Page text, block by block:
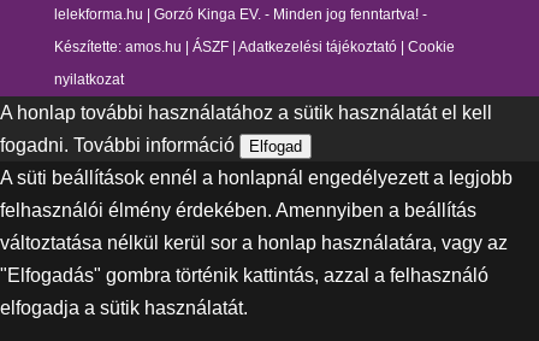
lelekforma.hu | Gorzó Kinga EV. - Minden jog fenntartva! -
Készítette: amos.hu ÁSZF| Adatkezelési tájékoztató| Cookie
nyilatkozat
A honlap további használatához a sütik használatát el kell
fogadni. További információ Elfogad
A süti beállítások ennél a honlapnál engedélyezett a legjobb
felhasználói élmény érdekében. Amennyiben a beállítás
változtatása nélkül kerül sor a honlap használatára, vagy az
"Elfogadás" gombra történik kattintás, azzal a felhasználó
elfogadja a sütik használatát.